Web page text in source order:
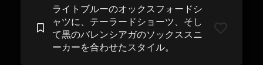
ライトブルーのオックスフォードシ
ャツに、テーラードショーツ、そし
て黒のバレンシアガのソックススニ
ーカーを合わせたスタイル。